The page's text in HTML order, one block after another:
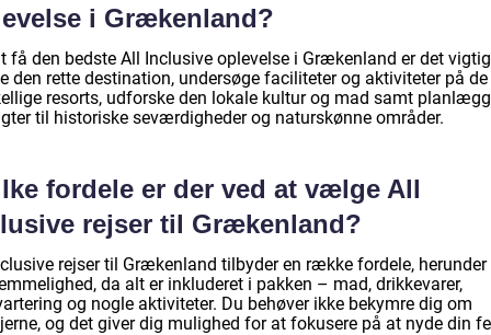
i Grækenland?
få den bedste All Inclusive oplevelse i Grækenland er det
den rette destination, undersøge faciliteter og aktiviteter på de
resorts, udforske den lokale kultur og mad samt
til historiske seværdigheder og naturskønne områder.
fordele er der ved at vælge All
rejser til Grækenland?
rejser til Grækenland tilbyder en række fordele, herunder
da alt er inkluderet i pakken – mad, drikkevarer,
og nogle aktiviteter. Du behøver ikke bekymre dig om
og det giver dig mulighed for at fokusere på at nyde din